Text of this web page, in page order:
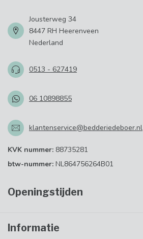
Jousterweg 34
8447 RH Heerenveen
Nederland
0513 - 627419
06 10898855
klantenservice@bedderiedeboer.nl
KVK nummer: 88735281
btw-nummer: NL864756264B01
Openingstijden
Informatie